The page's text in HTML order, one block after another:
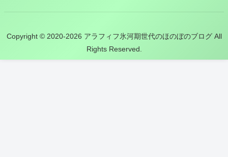
Copyright © 2020-2026 アラフィフ氷河期世代のほのぼのブログ All
Rights Reserved.